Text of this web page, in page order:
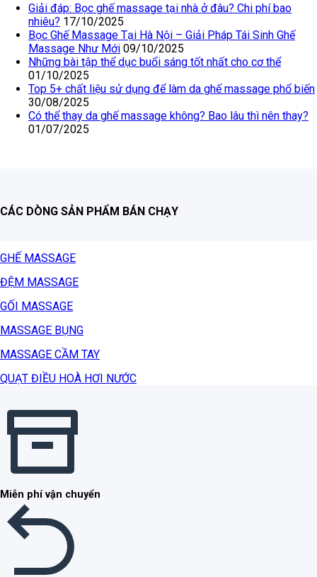
Giải đáp: Bọc ghế massage tại nhà ở đâu? Chi phí bao
nhiêu? 17/10/2025
Bọc Ghế Massage Tại Hà Nội – Giải Pháp Tái Sinh Ghế
Massage Như Mới 09/10/2025
Những bài tập thể dục buổi sáng tốt nhất cho cơ thể
01/10/2025
Top 5+ chất liệu sử dụng để làm da ghế massage phổ biến
30/08/2025
Có thể thay da ghế massage không? Bao lâu thì nên thay?
01/07/2025
CÁC DÒNG SẢN PHẨM BÁN CHẠY
GHẾ MASSAGE
ĐỆM MASSAGE
GỐI MASSAGE
MASSAGE BỤNG
MASSAGE CẦM TAY
QUẠT ĐIỀU HOÀ HƠI NƯỚC
Miễn phí vận chuyển